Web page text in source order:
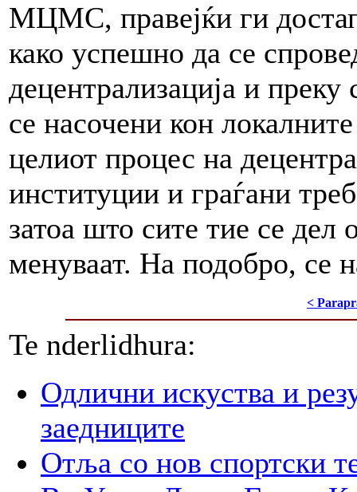
МЦМС, правејќи ги
како успешно да се
децентрализација и
се насочени кон
целиот процес на
институции и граѓани
затоа што сите тие се дел
менуваат. На подобро, се
<
Te nderlidhura:
Одлични искуства и
заедниците
Отља со нов спортски